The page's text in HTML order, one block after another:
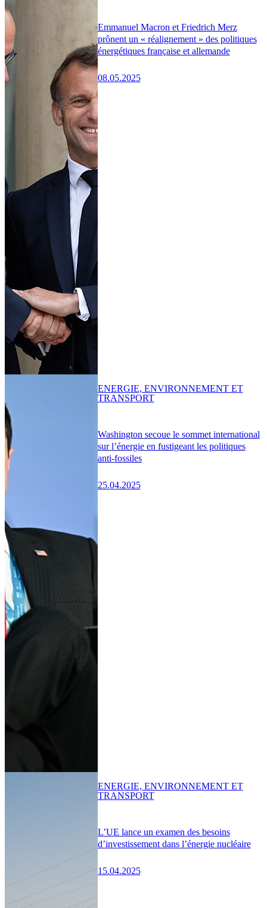
Emmanuel Macron et Friedrich Merz
prônent un « réalignement » des politiques
énergétiques française et allemande
08.05.2025
Washington secoue le sommet international
sur l’énergie en fustigeant les politiques
anti-fossiles
25.04.2025
ENERGIE, ENVIRONNEMENT ET
TRANSPORT
L’UE lance un examen des besoins
d’investissement dans l’énergie nucléaire
15.04.2025
ENERGIE, ENVIRONNEMENT ET
TRANSPORT